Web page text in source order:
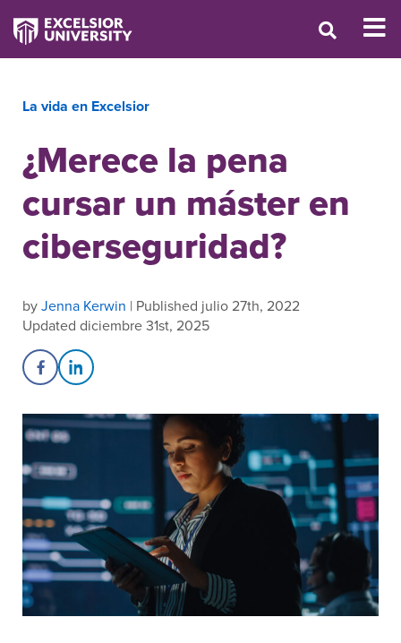
La vida en Excelsior
¿Merece la pena
cursar un máster en
ciberseguridad?
byJenna Kerwin | Published julio 27th, 2022
Updated diciembre 31st, 2025
Share on Facebook
Share on LinkedIn